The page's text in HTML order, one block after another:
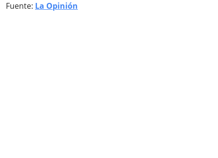
Fuente: La Opinión